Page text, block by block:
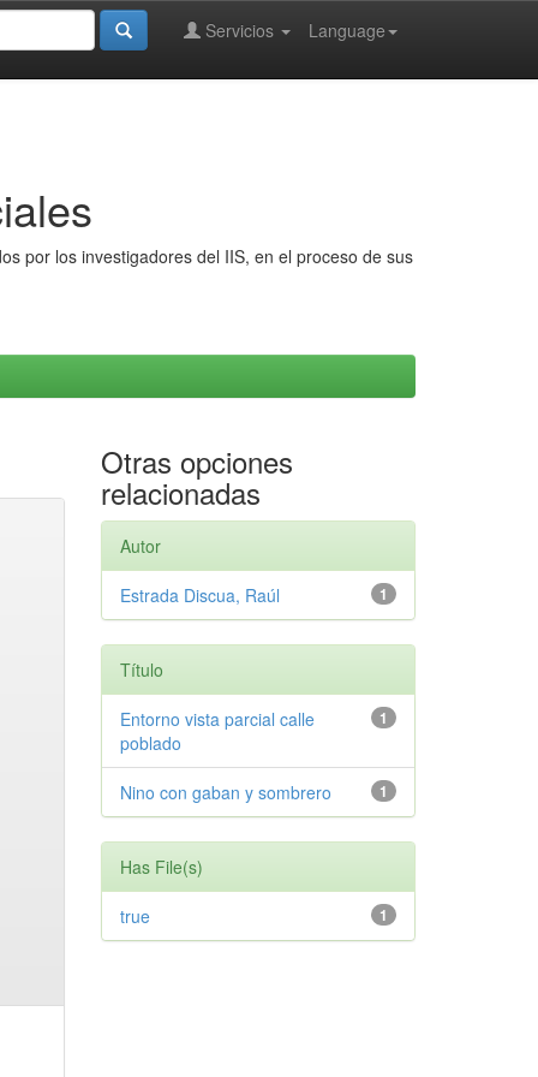
Language
Servicios
por los investigadores del IIS, en el proceso de sus
Otras opciones
relacionadas
Autor
1
Estrada Discua, Raúl
Título
1
Entorno vista parcial calle
poblado
1
Nino con gaban y sombrero
Has File(s)
1
true